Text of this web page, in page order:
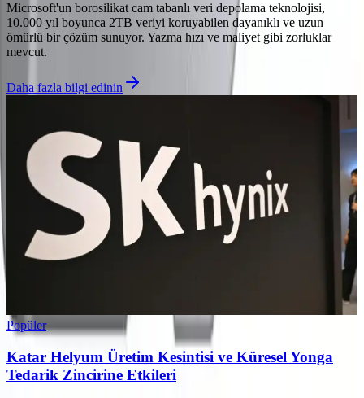
Microsoft'un borosilikat cam tabanlı veri depolama teknolojisi,
10.000 yıl boyunca 2TB veriyi koruyabilen dayanıklı ve uzun
ömürlü bir çözüm sunuyor. Yazma hızı ve maliyet gibi zorluklar
mevcut.
Daha fazla bilgi edinin
Popüler
Katar Helyum Üretim Kesintisi ve Küresel Yonga
Tedarik Zincirine Etkileri